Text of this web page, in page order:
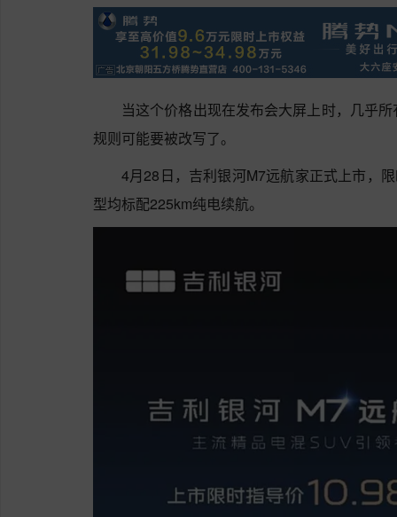
当这个价格出现在发布会大屏上时，几乎
规则可能要被改写了。
4月28日，吉利银河M7远航家正式上市，
型均标配225km纯电续航。